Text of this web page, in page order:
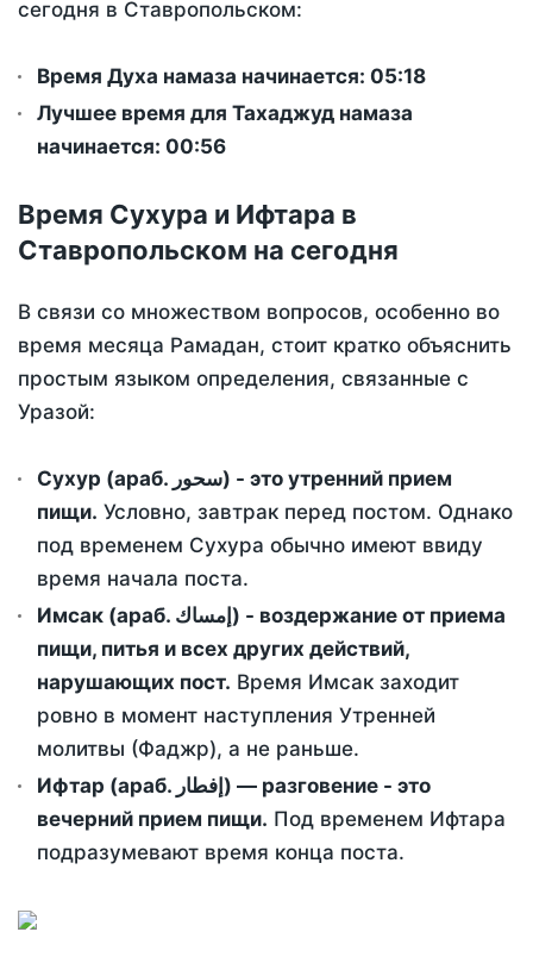
сегодня в Ставропольском:
Время Духа намаза начинается: 05:18
Лучшее время для Тахаджуд намаза
начинается: 00:56
Время Сухура и Ифтара в
Ставропольском на сегодня
В связи со множеством вопросов, особенно во
время месяца Рамадан, стоит кратко объяснить
простым языком определения, связанные с
Уразой:
Сухур (араб. سحور) - это утренний прием
пищи. Условно, завтрак перед постом. Однако
под временем Сухура обычно имеют ввиду
время начала поста.
Имсак (араб. إمساك) - воздержание от приема
пищи, питья и всех других действий,
нарушающих пост. Время Имсак заходит
ровно в момент наступления Утренней
молитвы (Фаджр), а не раньше.
Ифтар (араб. إفطار) — разговение - это
вечерний прием пищи. Под временем Ифтара
подразумевают время конца поста.